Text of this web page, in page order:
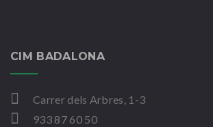
CIM BADALONA
Carrer dels Arbres, 1-3
933 87 60 50